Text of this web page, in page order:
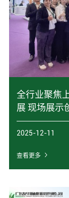
全行业聚焦
展 现场展示
2025-12-11
查看更多